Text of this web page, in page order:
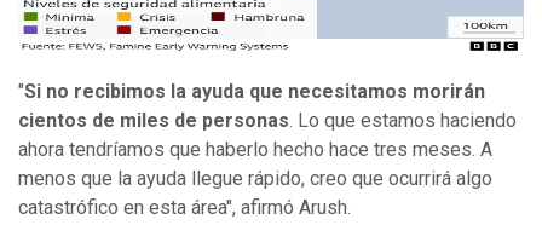
"Si no recibimos la ayuda que necesitamos morirán
cientos de miles de personas. Lo que estamos haciendo
ahora tendríamos que haberlo hecho hace tres meses. A
menos que la ayuda llegue rápido, creo que ocurrirá algo
catastrófico en esta área", afirmó Arush.